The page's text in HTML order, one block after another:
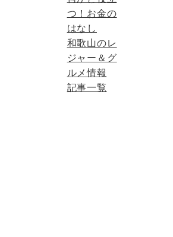
つ！お金の
はなし
和歌山のレ
ジャー＆グ
ルメ情報
記事一覧